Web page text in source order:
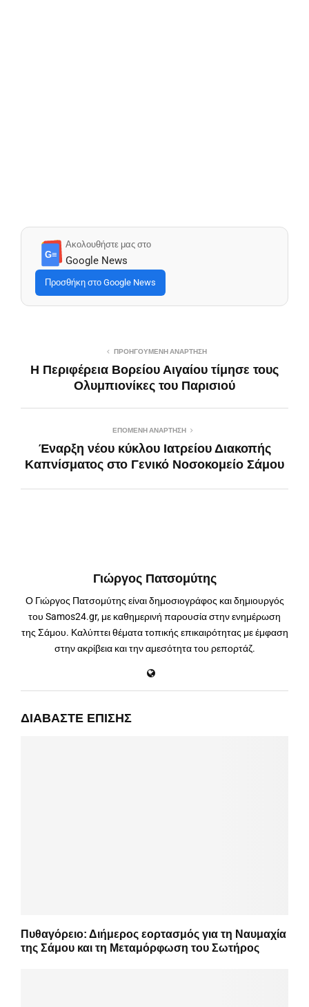
G≡
Ακολουθήστε μας στο
Google News
Προσθήκη στο Google News
ΠΡΟΗΓΟΎΜΕΝΗ ΑΝΆΡΤΗΣΗ
Η Περιφέρεια Βορείου Αιγαίου τίμησε τους
Ολυμπιονίκες του Παρισιού
ΕΠΌΜΕΝΗ ΑΝΆΡΤΗΣΗ
Έναρξη νέου κύκλου Ιατρείου Διακοπής
Καπνίσματος στο Γενικό Νοσοκομείο Σάμου
Γιώργος Πατσομύτης
Ο Γιώργος Πατσομύτης είναι δημοσιογράφος και δημιουργός
του Samos24.gr, με καθημερινή παρουσία στην ενημέρωση
της Σάμου. Καλύπτει θέματα τοπικής επικαιρότητας με έμφαση
στην ακρίβεια και την αμεσότητα του ρεπορτάζ.
ΔΙΑΒΆΣΤΕ ΕΠΊΣΗΣ
Πυθαγόρειο: Διήμερος εορτασμός για τη Ναυμαχία
της Σάμου και τη Μεταμόρφωση του Σωτήρος